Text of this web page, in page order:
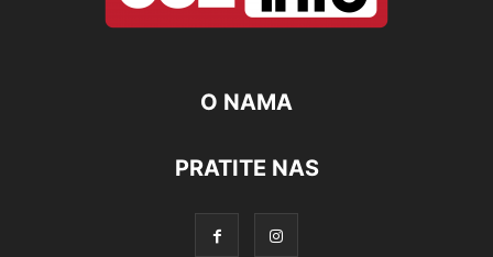
O NAMA
PRATITE NAS